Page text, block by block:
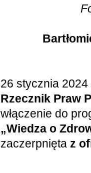
26 stycznia 2024
Rzecznik Praw
włączenie do
„Wiedza o
zaczerpniętaz